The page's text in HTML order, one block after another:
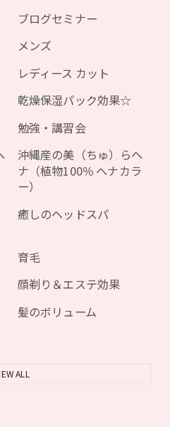
ブログセミナー
メンズ
レディース カット
乾燥保湿パック効果☆
勉強・講習会
沖縄産の美（ちゅ）らヘ
ナ（植物100％ ヘナカラ
ー）
癒しのヘッドスパ
育毛
顔剃り＆エステ効果
髪のボリューム
ALL